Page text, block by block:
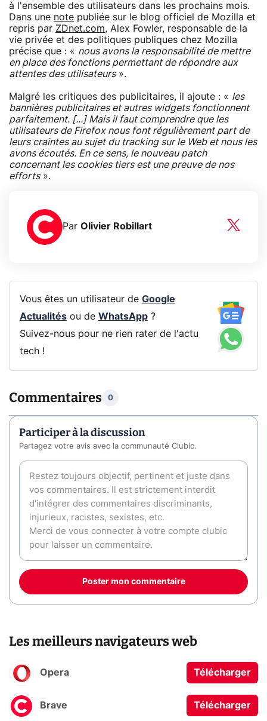
à l'ensemble des utilisateurs dans les prochains mois.
Dans une note publiée sur le blog officiel de Mozilla et
repris par ZDnet.com, Alex Fowler, responsable de la
vie privée et des politiques publiques chez Mozilla
précise que : « nous avons la responsabilité de mettre
en place des fonctions permettant de répondre aux
attentes des utilisateurs».
Malgré les critiques des publicitaires, il ajoute : « les
bannières publicitaires et autres widgets fonctionnent
parfaitement. [...] Mais il faut comprendre que les
utilisateurs de Firefox nous font régulièrement part de
leurs craintes au sujet du tracking sur le Web et nous les
avons écoutés. En ce sens, le nouveau patch
concernant les cookies tiers est une preuve de nos
efforts».
Par Olivier Robillart
Vous êtes un utilisateur de Google
Actualitésou de WhatsApp?
Suivez-nous pour ne rien rater de l'actu
tech !
Commentaires 0
Participer à la discussion
Partagez votre avis avec la communauté Clubic.
Poster mon commentaire
Les meilleurs navigateurs web
Opera Télécharger
Brave Télécharger